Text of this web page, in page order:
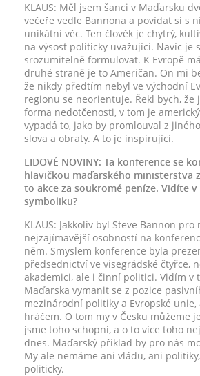
KLAUS: Měl jsem šanci v Maďarsku
večeře vedle Bannona a povídat si s
unikátní věc. Ten člověk je chytrý,
na výsost politicky uvažující. Navíc je
srozumitelně formulovat. K Evropě
druhé straně je to Američan. On mi
že nikdy předtím nebyl ve východní
regionu se neorientuje. Řekl bych, že
forma nedotčenosti, v tom je
vypadá to, jako by promlouval z
slova a obraty. A to je inspirující.
LIDOVÉ NOVINY: Ta konference se
hlavičkou maďarského ministerstva
to akce za soukromé peníze. Vidíte
symboliku?
KLAUS: Jakkoliv byl Steve Bannon pro
nejzajímavější osobností na
něm. Smyslem konference byla
předsednictví ve visegrádské čtyřce,
akademici, ale i činní politici. Vidím v
Maďarska vymanit se z pozice
mezinárodní politiky a Evropské
hráčem. O tom my v Česku můžeme
jsme toho schopni, a o to více toho
dnes. Maďarský příklad by pro nás
My ale nemáme ani vládu, ani
politicky.